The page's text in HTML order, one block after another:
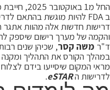
החל מ1 באוקטובר 2025, חייבת כל בקשת
ב FDA להיות מוגשת בהתאם לדרישות ה
דרישות חדשות אלה מהוות
והקמה של מערך רישום שיספק
ד"ר משה קסר
במהלך הקורס את התהליך
מראי המקום שיסייעו בידם
לדרישות הeSTAR
.